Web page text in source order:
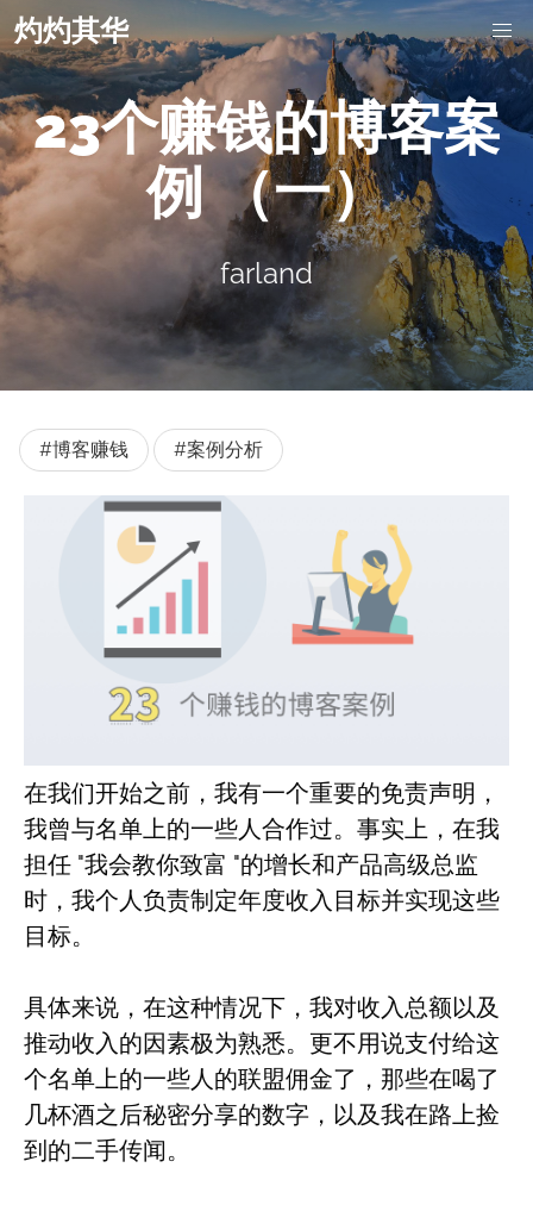
灼灼其华
23个赚钱的博客案
例 （一）
farland
#博客赚钱 #案例分析
在我们开始之前，我有一个重要的免责声明，
我曾与名单上的一些人合作过。事实上，在我
担任 "我会教你致富 "的增长和产品高级总监
时，我个人负责制定年度收入目标并实现这些
目标。
具体来说，在这种情况下，我对收入总额以及
推动收入的因素极为熟悉。更不用说支付给这
个名单上的一些人的联盟佣金了，那些在喝了
几杯酒之后秘密分享的数字，以及我在路上捡
到的二手传闻。